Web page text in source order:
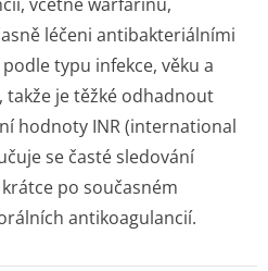
léčeni antibakteriálními
typu infekce, věku a
takže je těžké odhadnout
hodnoty INR (international
se časté sledování
po současném
antikoagulancií.